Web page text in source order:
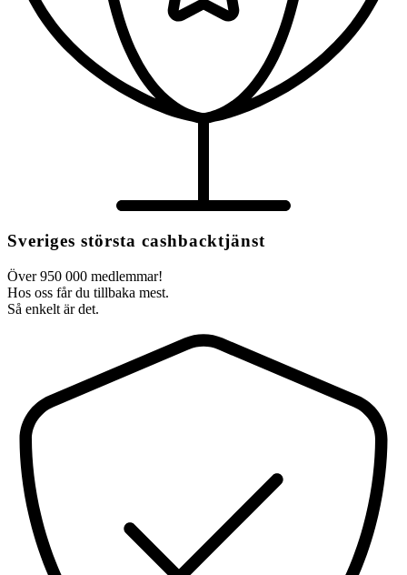
Sveriges största cashbacktjänst
Över 950 000 medlemmar!
Hos oss får du tillbaka mest.
Så enkelt är det.